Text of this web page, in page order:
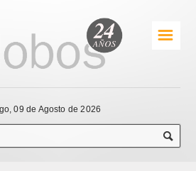
☰
09 de Agosto de 2026